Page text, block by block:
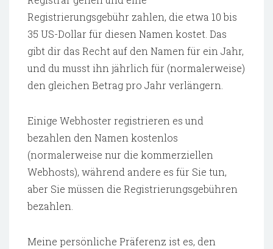
Registrierungsgebühr zahlen, die etwa 10 bis
35 US-Dollar für diesen Namen kostet. Das
gibt dir das Recht auf den Namen für ein Jahr,
und du musst ihn jährlich für (normalerweise)
den gleichen Betrag pro Jahr verlängern.
Einige Webhoster registrieren es und
bezahlen den Namen kostenlos
(normalerweise nur die kommerziellen
Webhosts), während andere es für Sie tun,
aber Sie müssen die Registrierungsgebühren
bezahlen.
Meine persönliche Präferenz ist es, den